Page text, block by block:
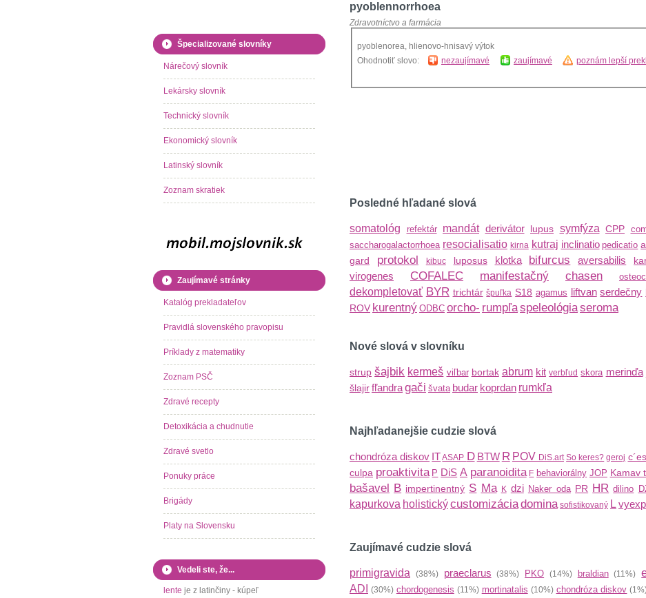
pyoblennorrhoea
Zdravotníctvo a farmácia
pyoblenorea, hlienovo-hnisavý výtok
Ohodnotiť slovo:
nezaujímavé zaujímavé poznám lepší
Posledné hľadané slová
somatológ refektár mandát derivátor lupus symfýza CPP
saccharogalactorrhoea resocialisatio kirna kutraj inclinatio pedicatio
gard protokol kibuc luposus klotka bifurcus aversabilis
virogenes COFALEC manifestačný chasen
dekompletovať BYR trichtár špuľka S18 agamus liftvan serdečny
ROV kurentný ODBC orcho- rumpľaspeleológiaseroma
Nové slová v slovníku
strup šajbik kermeš viľbar bortak abrum kit verbľud skora merinďa
šlajirfľandragači švata budar koprdan rumkľa
Najhľadanejšie cudzie slová
chondróza diskov ITASAP D BTW R POV DiS.art So keres? geroj
culpa proaktivita P DiS A paranoidita F behaviorálny JOP Kamav
bašavel B impertinentný S Ma K dzi Naker oda PR HR dilino
kapurkova holistickýcustomizáciadomina sofistikovaný L
Zaujímavé cudzie slová
primigravida (38%) praeclarus (38%) PKO (14%) braldian(11%)
ADI (30%) chordogenesis (11%) mortinatalis (10%) chondróza diskov
Špecializované slovníky
Nárečový slovník
Lekársky slovník
Technický slovník
Ekonomický slovník
Latinský slovník
Zoznam skratiek
Zaujímavé stránky
Katalóg prekladateľov
Pravidlá slovenského pravopisu
Príklady z matematiky
Zoznam PSČ
Zdravé recepty
Detoxikácia a chudnutie
Zdravé svetlo
Ponuky práce
Brigády
Platy na Slovensku
Vedeli ste, že...
lente je z latinčiny - kúpeľ